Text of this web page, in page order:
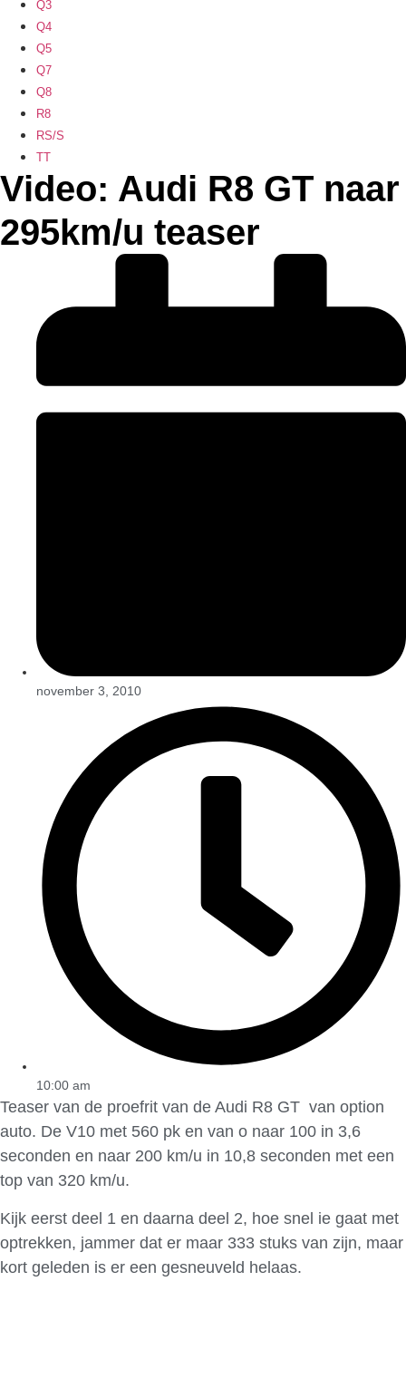
Q3
Q4
Q5
Q7
Q8
R8
RS/S
TT
Video: Audi R8 GT naar
295km/u teaser
november 3, 2010
10:00 am
Teaser van de proefrit van de Audi R8 GT van option
auto. De V10 met 560 pk en van o naar 100 in 3,6
seconden en naar 200 km/u in 10,8 seconden met een
top van 320 km/u.
Kijk eerst deel 1 en daarna deel 2, hoe snel ie gaat met
optrekken, jammer dat er maar 333 stuks van zijn, maar
kort geleden is er een gesneuveld helaas.